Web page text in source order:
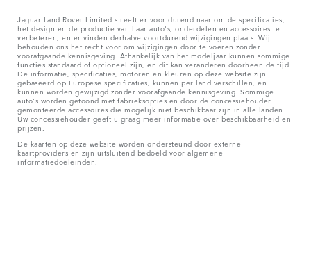
Jaguar Land Rover Limited streeft er voortdurend naar om de specificaties,
het design en de productie van haar auto's, onderdelen en accessoires te
verbeteren, en er vinden derhalve voortdurend wijzigingen plaats. Wij
behouden ons het recht voor om wijzigingen door te voeren zonder
voorafgaande kennisgeving. Afhankelijk van het modeljaar kunnen sommige
functies standaard of optioneel zijn, en dit kan veranderen doorheen de tijd.
De informatie, specificaties, motoren en kleuren op deze website zijn
gebaseerd op Europese specificaties, kunnen per land verschillen, en
kunnen worden gewijzigd zonder voorafgaande kennisgeving. Sommige
auto's worden getoond met fabrieksopties en door de concessiehouder
gemonteerde accessoires die mogelijk niet beschikbaar zijn in alle landen.
Uw concessiehouder geeft u graag meer informatie over beschikbaarheid en
prijzen.
De kaarten op deze website worden ondersteund door externe
kaartproviders en zijn uitsluitend bedoeld voor algemene
informatiedoeleinden.